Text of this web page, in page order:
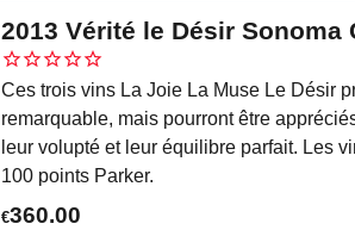
2013 Vérité le Désir Sonoma
Ces trois vins La Joie La Muse Le Désir
remarquable, mais pourront être
leur volupté et leur équilibre parfait. Les
100 points Parker.
€360.00